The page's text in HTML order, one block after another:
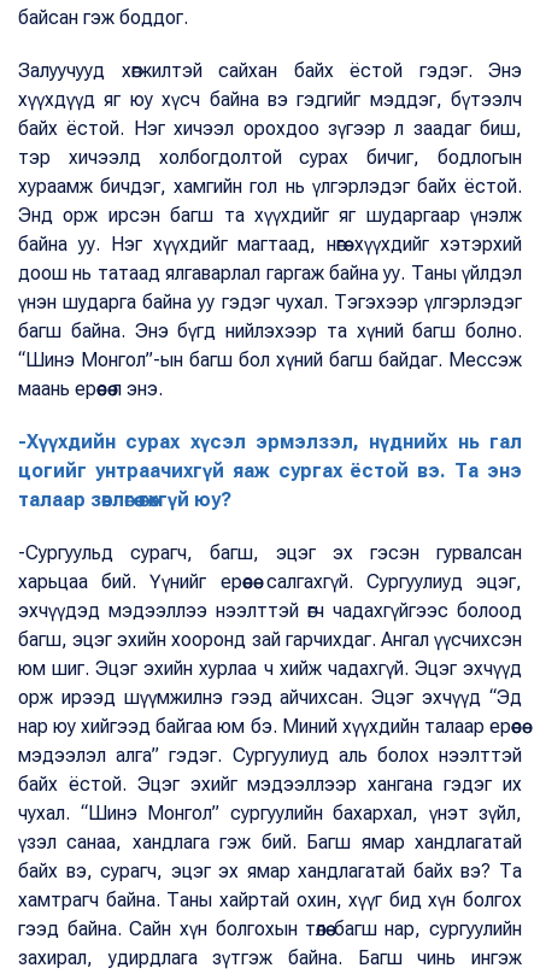
байсан гэж боддог.
Залуучууд хөгжилтэй сайхан байх ёстой гэдэг. Энэ
хүүхдүүд яг юу хүсч байна вэ гэдгийг мэддэг, бүтээлч
байх ёстой. Нэг хичээл орохдоо зүгээр л заадаг биш,
тэр хичээлд холбогдолтой сурах бичиг, бодлогын
хураамж бичдэг, хамгийн гол нь үлгэрлэдэг байх ёстой.
Энд орж ирсэн багш та хүүхдийг яг шударгаар үнэлж
байна уу. Нэг хүүхдийг магтаад, нөгөө хүүхдийг хэтэрхий
доош нь татаад ялгаварлал гаргаж байна уу. Таны үйлдэл
үнэн шударга байна уу гэдэг чухал. Тэгэхээр үлгэрлэдэг
багш байна. Энэ бүгд нийлэхээр та хүний багш болно.
“Шинэ Монгол”-ын багш бол хүний багш байдаг. Мессэж
маань ерөөсөө л энэ.
-Хүүхдийн сурах хүсэл эрмэлзэл, нүднийх нь гал
цогийг унтраачихгүй яаж сургах ёстой вэ. Та энэ
талаар зөвлөгөө өгөхгүй юу?
-Сургуульд сурагч, багш, эцэг эх гэсэн гурвалсан
харьцаа бий. Үүнийг ерөөсөө салгахгүй. Сургуулиуд эцэг,
эхчүүдэд мэдээллээ нээлттэй өгч чадахгүйгээс болоод
багш, эцэг эхийн хооронд зай гарчихдаг. Ангал үүсчихсэн
юм шиг. Эцэг эхийн хурлаа ч хийж чадахгүй. Эцэг эхчүүд
орж ирээд шүүмжилнэ гээд айчихсан. Эцэг эхчүүд “Эд
нар юу хийгээд байгаа юм бэ. Миний хүүхдийн талаар ерөөсөө
мэдээлэл алга” гэдэг. Сургуулиуд аль болох нээлттэй
байх ёстой. Эцэг эхийг мэдээллээр хангана гэдэг их
чухал. “Шинэ Монгол” сургуулийн бахархал, үнэт зүйл,
үзэл санаа, хандлага гэж бий. Багш ямар хандлагатай
байх вэ, сурагч, эцэг эх ямар хандлагатай байх вэ? Та
хамтрагч байна. Таны хайртай охин, хүүг бид хүн болгох
гээд байна. Сайн хүн болгохын төлөө багш нар, сургуулийн
захирал, удирдлага зүтгэж байна. Багш чинь ингэж